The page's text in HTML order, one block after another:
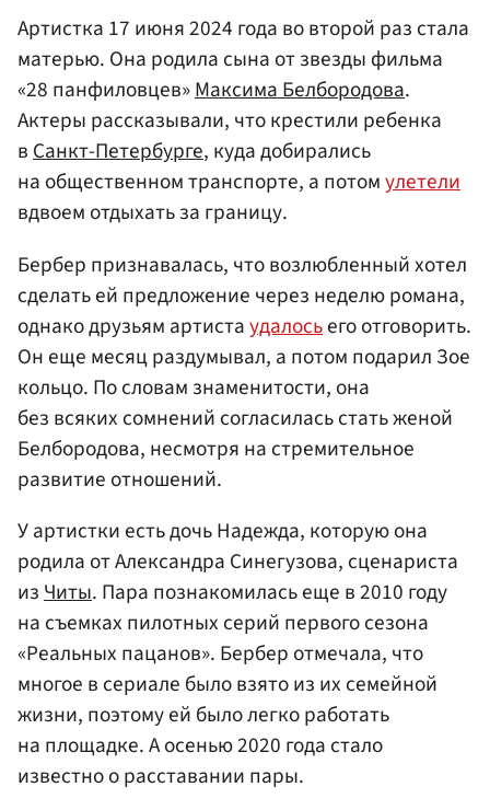
Артистка 17 июня 2024 года во второй раз стала
матерью. Она родила сына от звезды фильма
«28 панфиловцев»Максима Белбородова.
Актеры рассказывали, что крестили ребенка
вСанкт-Петербурге, куда добирались
на общественном транспорте, а потомулетели
вдвоем отдыхать за границу.
Бербер признавалась, что возлюбленный хотел
сделать ей предложение через неделю романа,
однако друзьям артистаудалосьего отговорить.
Он еще месяц раздумывал, а потом подарил Зое
кольцо. По словам знаменитости, она
без всяких сомнений согласилась стать женой
Белбородова, несмотря на стремительное
развитие отношений.
У артистки есть дочь Надежда, которую она
родила от Александра Синегузова, сценариста
изЧиты. Пара познакомилась еще в 2010 году
на съемках пилотных серий первого сезона
«Реальных пацанов». Бербер отмечала, что
многое в сериале было взято из их семейной
жизни, поэтому ей было легко работать
на площадке. А осенью 2020 года стало
известно о расставании пары.